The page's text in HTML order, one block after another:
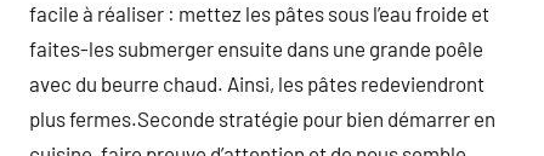
facile à réaliser : mettez les pâtes sous l’eau froide et
faites-les submerger ensuite dans une grande poêle
avec du beurre chaud. Ainsi, les pâtes redeviendront
plus fermes.Seconde stratégie pour bien démarrer en